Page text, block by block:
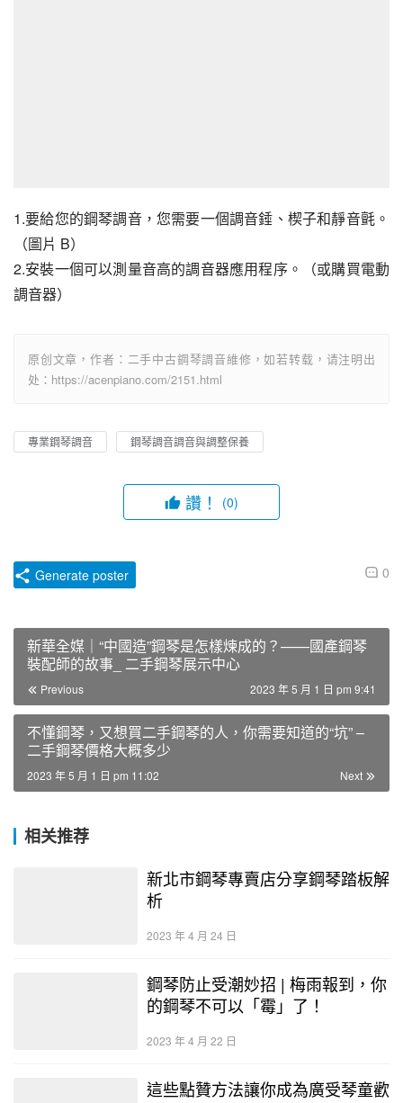
1.要給您的鋼琴調音，您需要一個調音錘、楔子和靜音氈。
（圖片 B）
2.安裝一個可以測量音高的調音器應用程序。（或購買電動
調音器）
原创文章，作者：二手中古鋼琴調音維修，如若转载，请注明出
处：https://acenpiano.com/2151.html
專業鋼琴調音 鋼琴調音調音與調整保養
讚！ (0)
0
Generate poster
新華全媒｜“中國造”鋼琴是怎樣煉成的？——國產鋼琴
裝配師的故事_ 二手鋼琴展示中心
Previous 2023 年 5 月 1 日 pm 9:41
不懂鋼琴，又想買二手鋼琴的人，你需要知道的“坑” –
二手鋼琴價格大概多少
Next
2023 年 5 月 1 日 pm 11:02
相关推荐
新北市鋼琴專賣店分享鋼琴踏板解
析
2023 年 4 月 24 日
鋼琴防止受潮妙招 | 梅雨報到，你
的鋼琴不可以「霉」了！
2023 年 4 月 22 日
這些點贊方法讓你成為廣受琴童歡